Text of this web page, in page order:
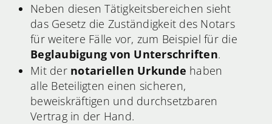
Neben diesen Tätigkeitsbereichen sieht
das Gesetz die Zuständigkeit des Notars
für weitere Fälle vor, zum Beispiel für die
Beglaubigung von Unterschriften.
Mit der notariellen Urkunde haben
alle Beteiligten einen sicheren,
beweiskräftigen und durchsetzbaren
Vertrag in der Hand.